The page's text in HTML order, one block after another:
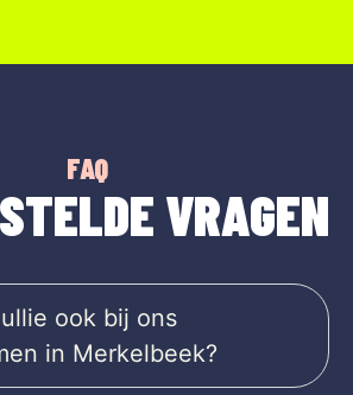
FAQ
VRAGEN
ook bij ons
in Merkelbeek?